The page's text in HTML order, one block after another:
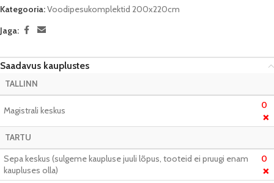
Kategooria:Voodipesukomplektid 200x220cm
Jaga:
Saadavus kauplustes
TALLINN
Magistrali keskus 0
❌
TARTU
Sepa keskus (sulgeme kaupluse juuli lõpus, tooteid ei pruugi enam
kaupluses olla)
0
❌